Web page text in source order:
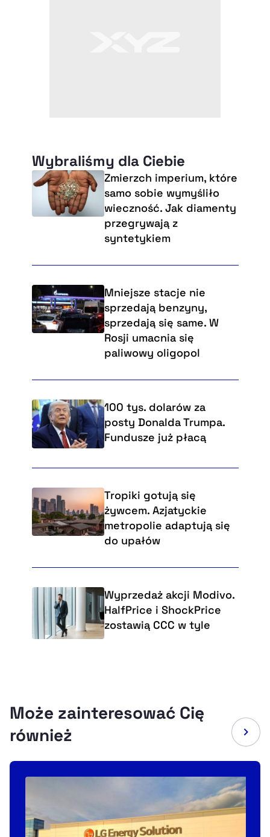
Wybraliśmy dla Ciebie
Zmierzch imperium, które
samo sobie wymyśliło
wieczność. Jak diamenty
przegrywają z
syntetykiem
Mniejsze stacje nie
sprzedają benzyny,
sprzedają się same. W
Rosji umacnia się
paliwowy oligopol
100 tys. dolarów za
posty Donalda Trumpa.
Fundusze już płacą
Tropiki gotują się
żywcem. Azjatyckie
metropolie adaptują się
do upałów
Wyprzedaż akcji Modivo.
HalfPrice i ShockPrice
zostawią CCC w tyle
Może zainteresować Cię
również